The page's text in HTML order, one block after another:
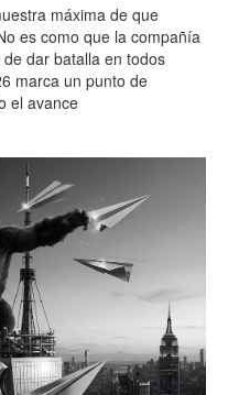
máxima de que
es como que la compañía
dar batalla en todos
marca un punto de
el avance